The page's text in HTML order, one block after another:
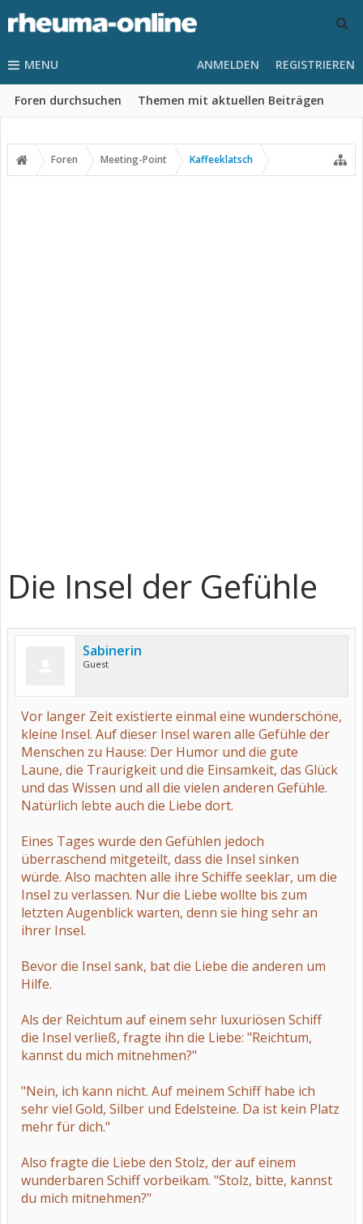
MENU
Foren durchsuchen Themen mit aktuellen Beiträgen
ANMELDEN REGISTRIEREN
Foren Meeting-Point Kaffeeklatsch
Die Insel der Gefühle
Sabinerin
Guest
Vor langer Zeit existierte einmal eine wunderschöne,
kleine Insel. Auf dieser Insel waren alle Gefühle der
Menschen zu Hause: Der Humor und die gute
Laune, die Traurigkeit und die Einsamkeit, das Glück
und das Wissen und all die vielen anderen Gefühle.
Natürlich lebte auch die Liebe dort.
Eines Tages wurde den Gefühlen jedoch
überraschend mitgeteilt, dass die Insel sinken
würde. Also machten alle ihre Schiffe seeklar, um die
Insel zu verlassen. Nur die Liebe wollte bis zum
letzten Augenblick warten, denn sie hing sehr an
ihrer Insel.
Bevor die Insel sank, bat die Liebe die anderen um
Hilfe.
Als der Reichtum auf einem sehr luxuriösen Schiff
die Insel verließ, fragte ihn die Liebe: "Reichtum,
kannst du mich mitnehmen?"
"Nein, ich kann nicht. Auf meinem Schiff habe ich
sehr viel Gold, Silber und Edelsteine. Da ist kein Platz
mehr für dich."
Also fragte die Liebe den Stolz, der auf einem
wunderbaren Schiff vorbeikam. "Stolz, bitte, kannst
du mich mitnehmen?"